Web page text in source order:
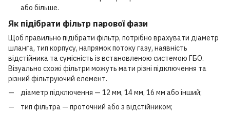
або більше.
Як підібрати фільтр парової фази
Щоб правильно підібрати фільтр, потрібно врахувати діаметр
шланга, тип корпусу, напрямок потоку газу, наявність
відстійника та сумісність із встановленою системою ГБО.
Візуально схожі фільтри можуть мати різні підключення та
різний фільтруючий елемент.
діаметр підключення — 12 мм, 14 мм, 16 мм або інший;
тип фільтра — проточний або з відстійником;